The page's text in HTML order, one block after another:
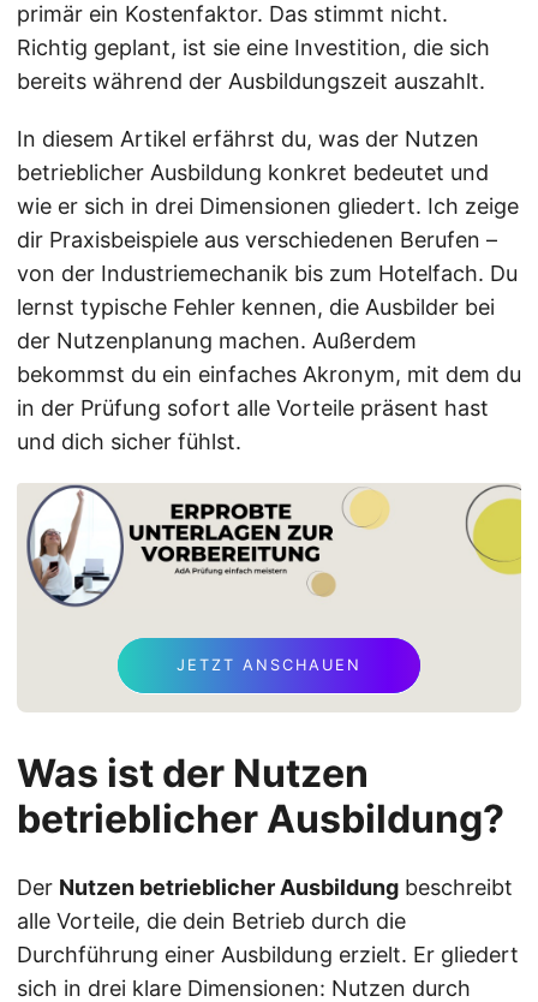
primär ein Kostenfaktor. Das stimmt nicht.
Richtig geplant, ist sie eine Investition, die sich
bereits während der Ausbildungszeit auszahlt.
In diesem Artikel erfährst du, was der Nutzen
betrieblicher Ausbildung konkret bedeutet und
wie er sich in drei Dimensionen gliedert. Ich zeige
dir Praxisbeispiele aus verschiedenen Berufen –
von der Industriemechanik bis zum Hotelfach. Du
lernst typische Fehler kennen, die Ausbilder bei
der Nutzenplanung machen. Außerdem
bekommst du ein einfaches Akronym, mit dem du
in der Prüfung sofort alle Vorteile präsent hast
und dich sicher fühlst.
JETZT ANSCHAUEN
Was ist der Nutzen
betrieblicher Ausbildung?
Der Nutzen betrieblicher Ausbildung beschreibt
alle Vorteile, die dein Betrieb durch die
Durchführung einer Ausbildung erzielt. Er gliedert
sich in drei klare Dimensionen: Nutzen durch